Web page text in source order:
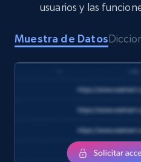
Target
Rating, Reviews count,
eCommerce
174+
usuarios y las
Muestra de Datos